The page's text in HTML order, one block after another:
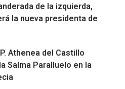
de la izquierda,
la nueva presidenta de
Athenea del Castillo
Salma Paralluelo en la